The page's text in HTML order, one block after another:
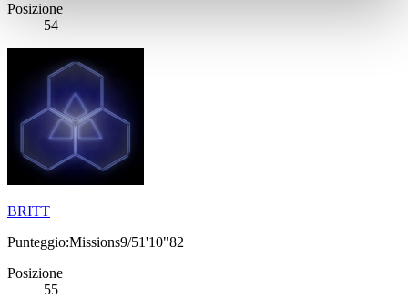
Posizione
54
BRITT
Punteggio:Missions9/51'10"82
Posizione
55